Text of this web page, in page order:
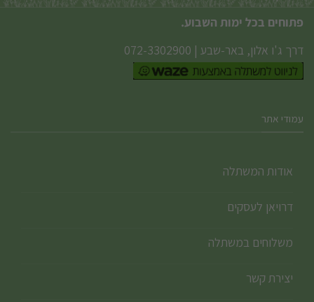
פתוחים בכל ימות השבוע.
דרך ג'ו אלון, באר-שבע |
072-3302900
עמודי אתר
אודות המשתלה
דרויאן לעסקים
משלוחים במשתלה
יצירת קשר